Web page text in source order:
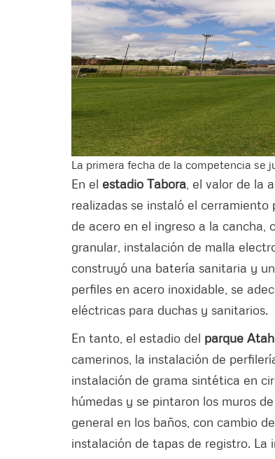
La primera fecha de la competencia se
En el estadio Tabora , el valor de la
realizadas se instaló el
de acero en el ingreso a la
granular, instalación de malla
construyó una batería sanitaria y
perfiles en acero inoxidable, se
eléctricas para duchas y sanitarios.
En tanto, el estadio del parque
camerinos, la instalación de
instalación de grama sintética en
húmedas y se pintaron los muros
general en los baños, con cambio
instalación de tapas de registro. La